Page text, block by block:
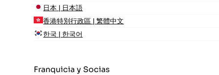
日本 | 日本語
香港特別行政區 | 繁體中文
한국 | 한국어
Franquicia y Socias